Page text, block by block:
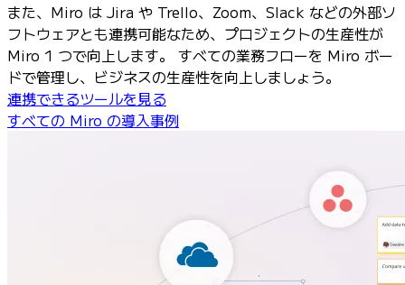
また、Miro は Jira や Trello、Zoom、Slack などの外部ソ
フトウェアとも連携可能なため、プロジェクトの生産性が
Miro 1 つで向上します。 すべての業務フローを Miro ボー
ドで管理し、ビジネスの生産性を向上しましょう。
連携できるツールを見る
すべての Miro の導入事例